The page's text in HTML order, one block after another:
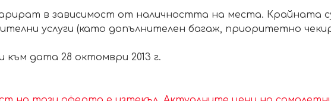
в зависимост от наличността на места. Крайната
услуги (като допълнителен багаж, приоритетно
към дата 28 октомври 2013 г.